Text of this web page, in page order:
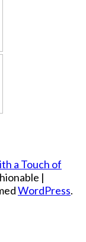
a Touch of
|
WordPress.